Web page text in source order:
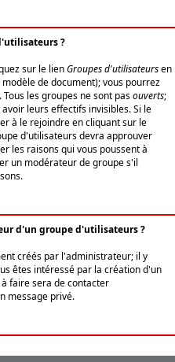
?
sur le lienGroupes d'utilisateursen
de document); vous pourrez
les groupes ne sont pasouverts;
leurs effectifs invisibles. Si le
à le rejoindre en cliquant sur le
d'utilisateurs devra approuver
les raisons qui vous poussent à
un modérateur de groupe s'il
d'un groupe d'utilisateurs ?
créés par l'administrateur; il y
êtes intéressé par la création d'un
faire sera de contacter
message privé.